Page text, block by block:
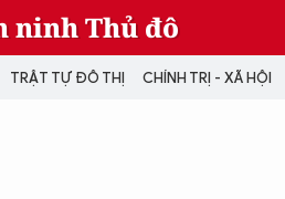
ninh Thủ đô
TRẬT TỰ ĐÔ THỊ CHÍNH TRỊ - XÃ HỘI